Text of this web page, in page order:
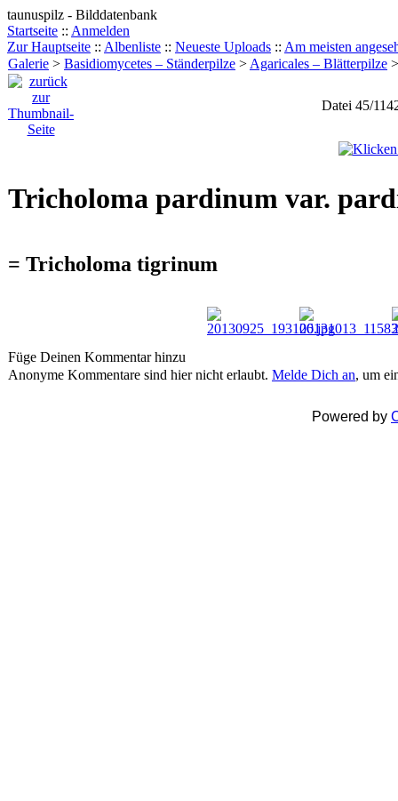
taunuspilz - Bilddatenbank
Startseite :: Anmelden
Zur Hauptseite :: Albenliste :: Neueste Uploads :: Am meisten
Galerie > Basidiomycetes – Ständerpilze > Agaricales – Blätterpilze
Datei 45/
Tricholoma pardinum var.
= Tricholoma tigrinum
Füge Deinen Kommentar hinzu
Anonyme Kommentare sind hier nicht erlaubt. Melde Dich an, um
Powered by